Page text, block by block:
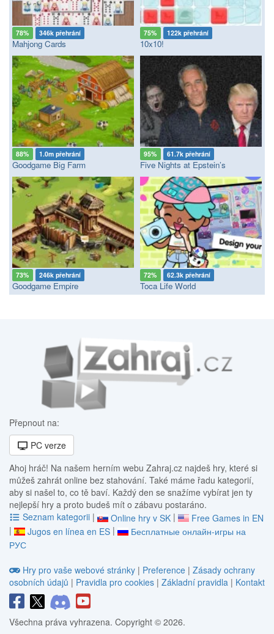
78% 346k přehrání
Mahjong Cards
75% 122k přehrání
10x10!
88% 1.0m přehrání
Goodgame Big Farm
95% 61.7k přehrání
Five Nights at Epstein’s
73% 246k přehrání
Goodgame Empire
72% 62.3k přehrání
Toca Life World
Přepnout na:
PC verze
Ahoj hráč! Na našem herním webu Zahraj.cz najdeš hry, které si
můžeš zahrát online bez stahování. Také máme řadu kategorií,
aby si našel to, co tě baví. Každý den se snažíme vybírat jen ty
nejlepší hry a proto budeš mít o zábavu postaráno.
Seznam kategorii | Online hry v SK |
Free Games in EN
|
Jugos en línea en ES |
Бесплатные онлайн-игры на
РУС
Hry pro vaše webové stránky | Preference | Zásady ochrany
osobních údajů | Pravidla pro cookies | Základní pravidla | Kontakt
Všechna práva vyhrazena. Copyright © 2026.